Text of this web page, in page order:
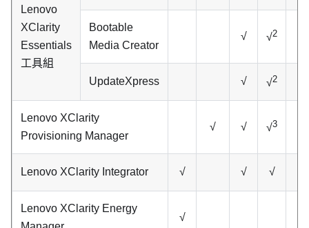
Lenovo
XClarity
Essentials
工具組
Bootable
Media Creator
√ √2
UpdateXpress √ √2
Lenovo XClarity
Provisioning Manager
√ √ √3
Lenovo XClarity Integrator √ √ √
Lenovo XClarity Energy
√